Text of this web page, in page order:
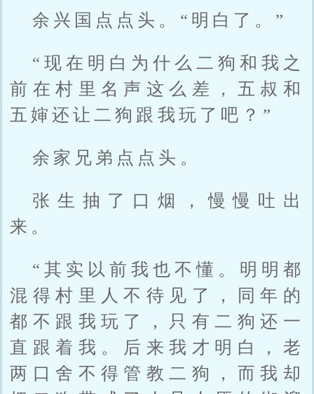
余兴国点点头。“明白了。”
“现在明白为什么二狗和我之
前在村里名声这么差，五叔和
五婶还让二狗跟我玩了吧？”
余家兄弟点点头。
张生抽了口烟，慢慢吐出
来。
“其实以前我也不懂。明明都
混得村里人不待见了，同年的
都不跟我玩了，只有二狗还一
直跟着我。后来我才明白，老
两口舍不得管教二狗，而我却